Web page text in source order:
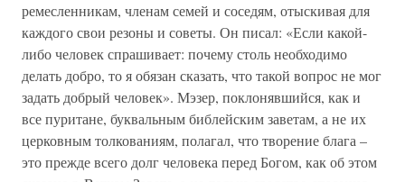
ремесленникам, членам семей и соседям, отыскивая для
каждого свои резоны и советы. Он писал: «Если какой-
либо человек спрашивает: почему столь необходимо
делать добро, то я обязан сказать, что такой вопрос не мог
задать добрый человек». Мэзер, поклонявшийся, как и
все пуритане, буквальным библейским заветам, а не их
церковным толкованиям, полагал, что творение блага –
это прежде всего долг человека перед Богом, как об этом